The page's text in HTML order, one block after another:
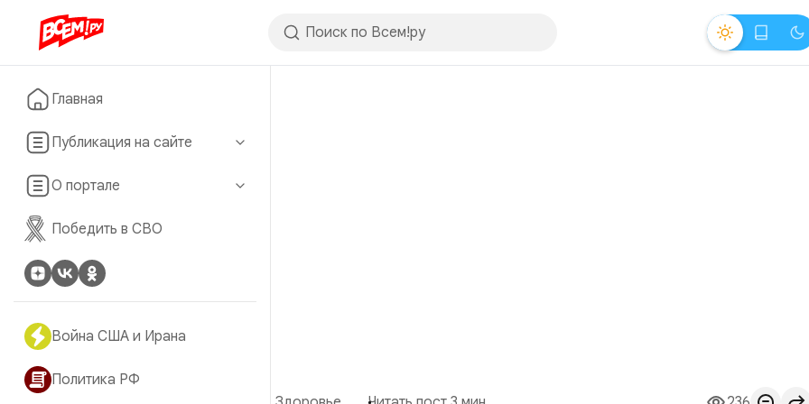
Главная
Публикация на сайте
О портале
Победить в СВО
Война США и Ирана
Политика РФ